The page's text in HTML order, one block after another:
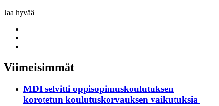
Jaa hyvää
twitter
Viimeisimmät
MDI selvitti oppisopimuskoulutuksen
korotetun koulutuskorvauksen vaikutuksia